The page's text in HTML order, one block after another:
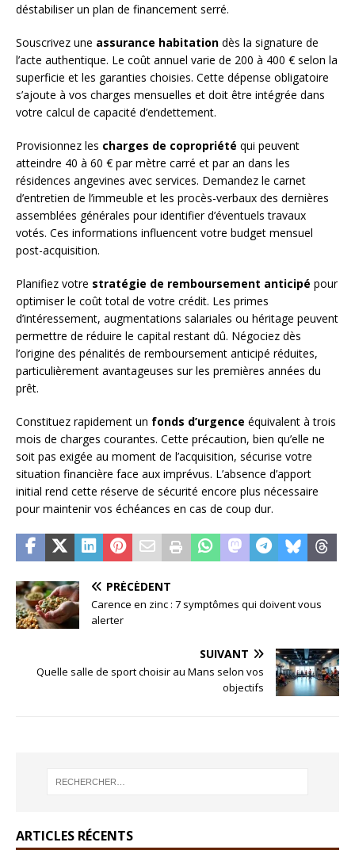
déstabiliser un plan de financement serré.
Souscrivez une assurance habitation dès la signature de
l’acte authentique. Le coût annuel varie de 200 à 400 € selon la
superficie et les garanties choisies. Cette dépense obligatoire
s’ajoute à vos charges mensuelles et doit être intégrée dans
votre calcul de capacité d’endettement.
Provisionnez les charges de copropriété qui peuvent
atteindre 40 à 60 € par mètre carré et par an dans les
résidences angevines avec services. Demandez le carnet
d’entretien de l’immeuble et les procès-verbaux des dernières
assemblées générales pour identifier d’éventuels travaux
votés. Ces informations influencent votre budget mensuel
post-acquisition.
Planifiez votre stratégie de remboursement anticipé pour
optimiser le coût total de votre crédit. Les primes
d’intéressement, augmentations salariales ou héritage peuvent
permettre de réduire le capital restant dû. Négociez dès
l’origine des pénalités de remboursement anticipé réduites,
particulièrement avantageuses sur les premières années du
prêt.
Constituez rapidement un fonds d’urgence équivalent à trois
mois de charges courantes. Cette précaution, bien qu’elle ne
soit pas exigée au moment de l’acquisition, sécurise votre
situation financière face aux imprévus. L’absence d’apport
initial rend cette réserve de sécurité encore plus nécessaire
pour maintenir vos échéances en cas de coup dur.
PRÉCÉDENT
Carence en zinc : 7 symptômes qui doivent vous
alerter
SUIVANT
Quelle salle de sport choisir au Mans selon vos
objectifs
ARTICLES RÉCENTS